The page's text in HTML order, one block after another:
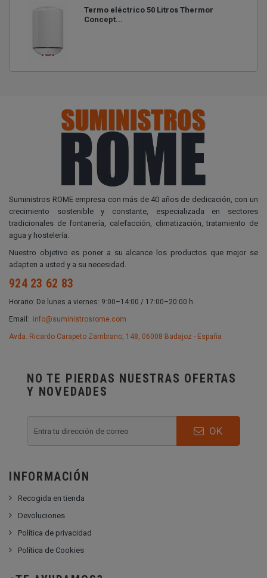
Termo eléctrico 50 Litros Thermor
Concept...
Suministros ROME empresa con más de 40 años de dedicación, con un
crecimiento sostenible y constante, especializada en sectores
tradicionales de fontanería, calefacción, climatización, tratamiento de
agua y hostelería.
Nuestro objetivo es poner a su alcance los productos que mejor se
adapten a usted y a su necesidad.
924 23 62 83
Horario: De lunes a viernes: 9:00–14:00 / 17:00–20:00 h.
Email: info@suministrosrome.com
Avda. Ricardo Carapeto Zambrano, 148, 06008 Badajoz - España
NO TE PIERDAS NUESTRAS OFERTAS
Y NOVEDADES
OK
INFORMACIÓN
Recogida en tienda
Devoluciones
Política de privacidad
Política de Cookies